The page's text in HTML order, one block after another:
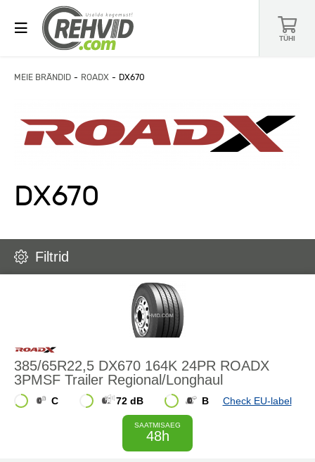
TÜHI
MEIE BRÄNDID ROADX DX670
DX670
Filtrid
385/65R22,5 DX670 164K 24PR ROADX
3PMSF Trailer Regional/Longhaul
C 72 dB B Check EU-label
SAATMISAEG
48h